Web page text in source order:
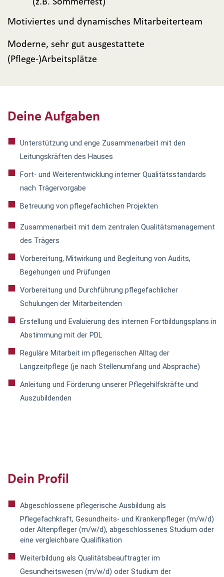
Deine Aufgaben
Unterstützung und enge Zusammenarbeit mit den
Leitungskräften des Hauses
Fort- und Weiterentwicklung interner Qualitätsstandards
nach Trägervorgabe
Betreuung von pflegefachlichen Projekten
Zusammenarbeit mit dem zentralen Qualitätsmanagement
des Trägers
Vorbereitung, Mitwirkung und Begleitung von Audits,
Begehungen und Prüfungen
Vorbereitung und Durchführung pflegefachlicher
Schulungen der Mitarbeitenden
Erstellung und Evaluierung des internen Fortbildungsplans in
Abstimmung mit der PDL
Reguläre Mitarbeit im pflegerischen Alltag der
Langzeitpflege (je nach Stellenumfang und Absprache)
Anleitung und Förderung unserer Pflegehilfskräfte und
Auszubildenden
Dein Profil
Abgeschlossene pflegerische Ausbildung als
Pflegefachkraft, Gesundheits- und Krankenpfleger (m/w/d)
oder Altenpfleger (m/w/d), abgeschlossenes Studium oder
eine vergleichbare Qualifikation
Weiterbildung als Qualitätsbeauftragter im
Gesundheitswesen (m/w/d) oder Studium der
Motiviertes und dynamisches Mitarbeiterteam
Moderne, sehr gut ausgestattete
(Pflege-)Arbeitsplätze